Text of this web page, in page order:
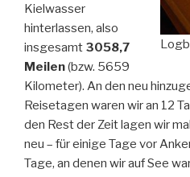
Kielwasser
hinterlassen, also
insgesamt 3058,7
Meilen(bzw. 5659
Kilometer). An den neu
Reisetagen waren wir an 12
den Rest der Zeit lagen wir
neu – für einige Tage vor
Tage, an denen wir auf See